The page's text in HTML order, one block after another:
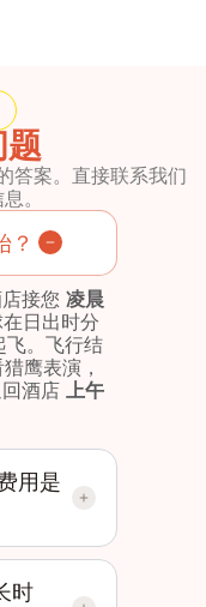
题
答案。直接联系我们
。
？
接您 凌晨
日出时分
飞。飞行结
鹰表演，
酒店
上午
用是
时